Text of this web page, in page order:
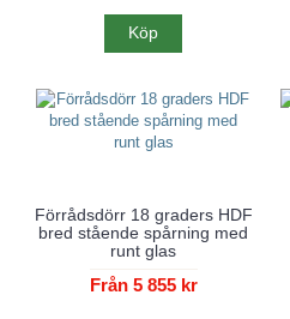
Köp
Förrådsdörr 18 graders HDF
bred stående spårning med
runt glas
Från 5 855 kr